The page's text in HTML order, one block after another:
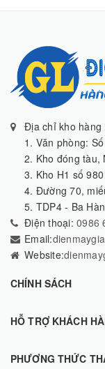
Địa chỉ kho hàng
1. Văn phòng:
2. Kho đóng tàu,
3. Kho H1 số
4. Đường 70,
5. TDP4 - Ba
Điện thoại: 0986
Email:
Website:
CHÍNH SÁCH
HỖ TRỢ KHÁCH
PHƯƠNG THỨC